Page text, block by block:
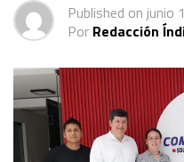
Published on junio
Por Redacción